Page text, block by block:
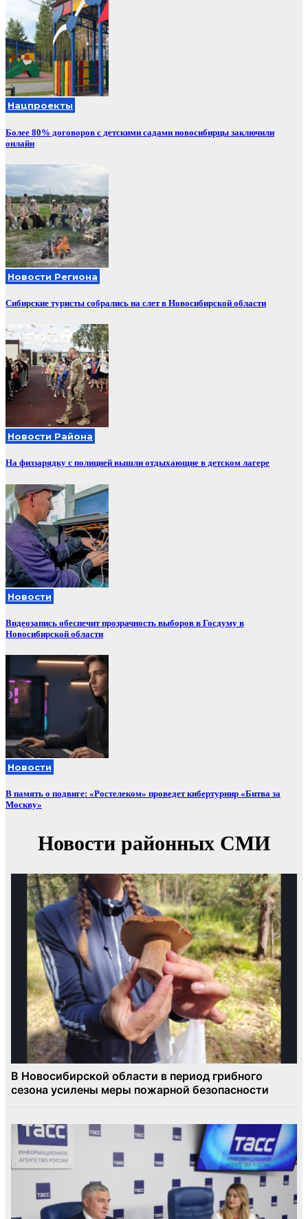
Нацпроекты
Более 80% договоров с детскими садами новосибирцы заключили
онлайн
Новости Региона
Сибирские туристы собрались на слет в Новосибирской области
Новости Района
На физзарядку с полицией вышли отдыхающие в детском лагере
Новости
Видеозапись обеспечит прозрачность выборов в Госдуму в
Новосибирской области
Новости
В память о подвиге: «Ростелеком» проведет кибертурнир «Битва за
Москву»